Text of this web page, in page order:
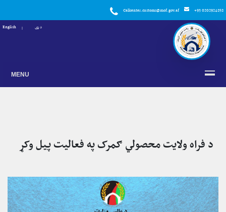
Callcenter.customs@mof.gov.af +93 0202924858
دری English
MENU
د فراه ولایت محصولي ګمرک په فعالیت پیل وکړ